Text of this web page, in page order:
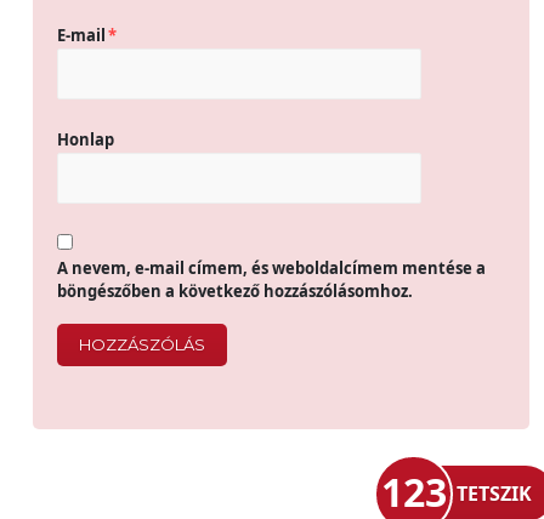
E-mail*
Honlap
A nevem, e-mail címem, és weboldalcímem mentése a
böngészőben a következő hozzászólásomhoz.
123 TETSZIK